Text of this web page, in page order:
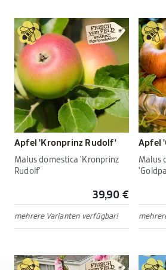
Apfel 'Kronprinz Rudolf'
Malus domestica 'Kronprinz
Rudolf'
39,90 €
mehrere Varianten verfügbar!
Apfel
Malus